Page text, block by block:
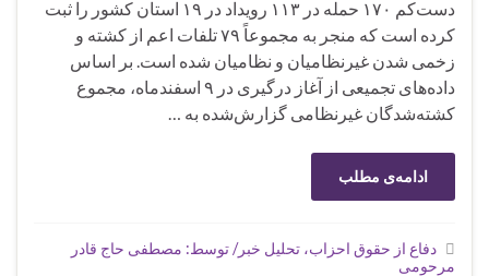
دست‌کم ۱۷۰ حمله در ۱۱۳ رویداد در ۱۹ استان کشور را ثبت
کرده است که منجر به مجموعاً ۷۹ تلفات اعم از کشته و
زخمی شدن غیرنظامیان و نظامیان شده است. بر اساس
داده‌های تجمیعی از آغاز درگیری در ۹ اسفندماه، مجموع
کشته‌شدگان غیرنظامی گزارش‌شده به …
ادامه‌ی مطلب
دفاع از حقوق احزاب، تحلیل خبر/ توسط: مصطفی حاج قادر
مرحومی